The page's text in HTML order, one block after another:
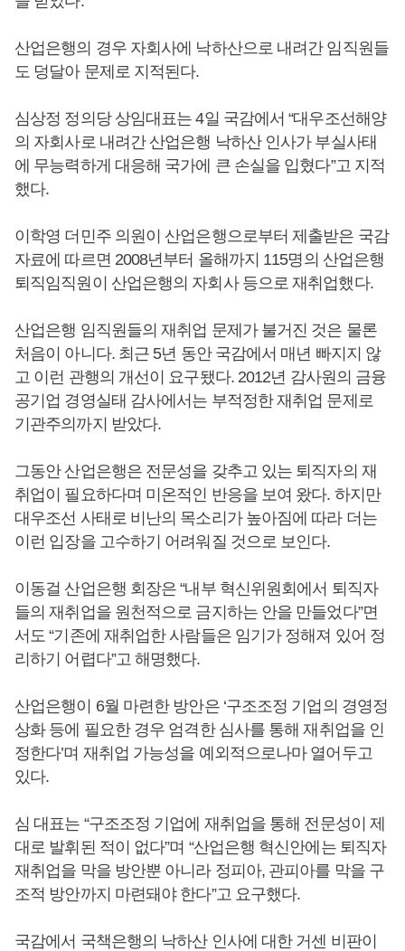
산업은행의 경우 자회사에 낙하산으로 내려간 임직원들
도 덩달아 문제로 지적된다.
심상정 정의당 상임대표는 4일 국감에서 “대우조선해양
의 자회사로 내려간 산업은행 낙하산 인사가 부실사태
에 무능력하게 대응해 국가에 큰 손실을 입혔다”고 지적
했다.
이학영 더민주 의원이 산업은행으로부터 제출받은 국감
자료에 따르면 2008년부터 올해까지 115명의 산업은행
퇴직임직원이 산업은행의 자회사 등으로 재취업했다.
산업은행 임직원들의 재취업 문제가 불거진 것은 물론
처음이 아니다. 최근 5년 동안 국감에서 매년 빠지지 않
고 이런 관행의 개선이 요구됐다. 2012년 감사원의 금융
공기업 경영실태 감사에서는 부적정한 재취업 문제로
기관주의까지 받았다.
그동안 산업은행은 전문성을 갖추고 있는 퇴직자의 재
취업이 필요하다며 미온적인 반응을 보여 왔다. 하지만
대우조선 사태로 비난의 목소리가 높아짐에 따라 더는
이런 입장을 고수하기 어려워질 것으로 보인다.
이동걸 산업은행 회장은 “내부 혁신위원회에서 퇴직자
들의 재취업을 원천적으로 금지하는 안을 만들었다”면
서도 “기존에 재취업한 사람들은 임기가 정해져 있어 정
리하기 어렵다”고 해명했다.
산업은행이 6월 마련한 방안은 ‘구조조정 기업의 경영정
상화 등에 필요한 경우 엄격한 심사를 통해 재취업을 인
정한다’며 재취업 가능성을 예외적으로나마 열어두고
있다.
심 대표는 “구조조정 기업에 재취업을 통해 전문성이 제
대로 발휘된 적이 없다”며 “산업은행 혁신안에는 퇴직자
재취업을 막을 방안뿐 아니라 정피아, 관피아를 막을 구
조적 방안까지 마련돼야 한다”고 요구했다.
국감에서 국책은행의 낙하산 인사에 대한 거센 비판이